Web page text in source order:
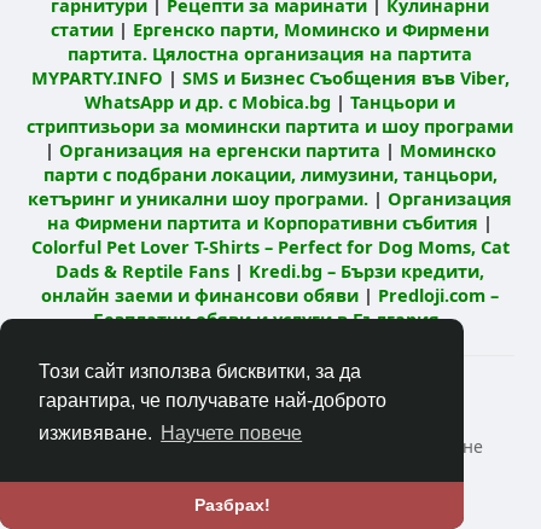
Този сайт използва бисквитки, за да
гарантира, че получавате най-доброто
изживяване. Научете повече
Разбрах!
статии | Ергенско парти, Моминско и Фирмени
партита. Цялостна организация на партита
MYPARTY.INFO | SMS и Бизнес Съобщения във Viber,
WhatsApp и др. с Mobica.bg |Танцьори и
стриптизьори за момински партита и шоу програми
| Организация на ергенски партита | Моминско
парти с подбрани локации, лимузини, танцьори,
кетъринг и уникални шоу програми. |Организация
на Фирмени партита и Корпоративни събития |
Colorful Pet Lover T-Shirts – Perfect for Dog Moms, Cat
Dads & Reptile Fans | Kredi.bg – Бързи кредити,
онлайн заеми и финансови обяви | Predloji.com –
Безплатни обяви и услуги в България
© 2026 Кулинарна мрежа Mandja.bg
Начало
Политика за поверителност
Условия за ползване